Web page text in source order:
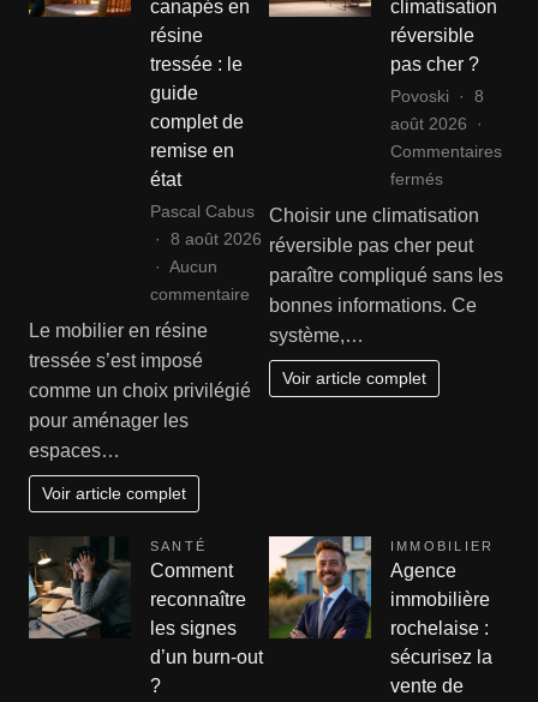
canapés en
résine
tressée : le
guide
complet de
remise en
état
Pascal Cabus
8 août 2026
Aucun
commentairesur
ses
fauteuils
et
guide
complet
de
Le mobilier en résine
tressée s’est imposé
comme un choix privilégié
pour aménager les
espaces…
Voir article complet
climatisation
réversible
pas cher ?
Povoski
8
août 2026
Commentaires
ferméssur
Comment
climatisation
réversible
Choisir une climatisation
réversible pas cher peut
paraître compliqué sans les
bonnes informations. Ce
système,…
Voir article complet
SANTÉ
Comment
reconnaître
les signes
d’un burn-out
?
IMMOBILIER
Agence
immobilière
rochelaise :
sécurisez la
vente de